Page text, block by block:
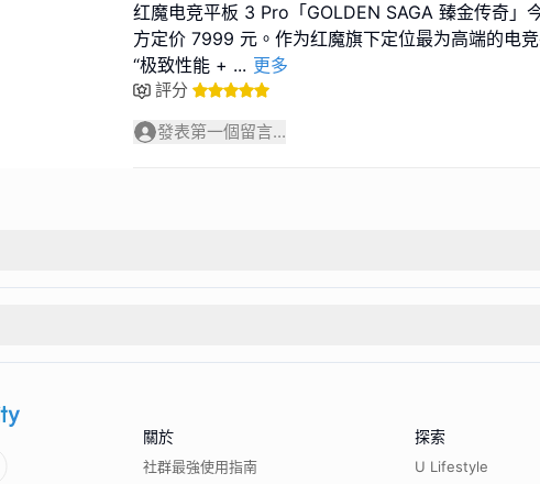
红魔电竞平板 3 Pro「GOLDEN SAGA 臻金传奇」
方定价 7999 元。作为红魔旗下定位最为高端的电
“极致性能 + ... 更多
評分
發表第一個留言...
關於
社群最強使用指南
探索
U Lifestyle